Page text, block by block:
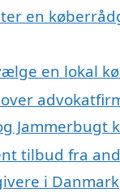
en
en lokal
Jammerbugt
tilbud fra
i Danmark